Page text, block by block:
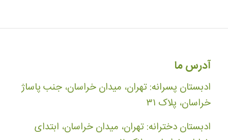
آدرس ما
ادبستان پسرانه: تهران، میدان خراسان، جنب پاساژ
خراسان، پلاک ۳۱
ادبستان دخترانه: تهران، میدان خراسان، ابتدای